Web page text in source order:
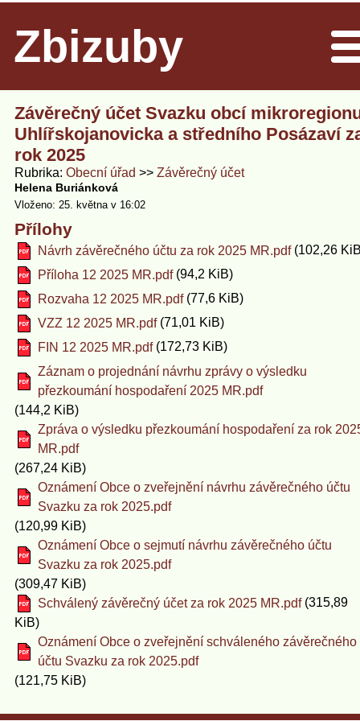
Zbizuby
Závěrečný účet Svazku obcí
Uhlířskojanovicka a středního Posázaví
rok 2025
Rubrika Obecní úřad Závěrečný účet
Helena Buriánková
Vloženo: 25. května v 16:02
Přílohy
Návrh závěrečného účtu za rok 2025 MR.pdf(102,26
Příloha 12 2025 MR.pdf(94,2 KiB)
Rozvaha 12 2025 MR.pdf(77,6 KiB)
VZZ 12 2025 MR.pdf(71,01 KiB)
FIN 12 2025 MR.pdf(172,73 KiB)
Záznam o projednání návrhu zprávy o výsledku
přezkoumání hospodaření 2025 MR.pdf
(144,2 KiB)
Zpráva o výsledku přezkoumání hospodaření za rok
MR.pdf
(267,24 KiB)
Oznámení Obce o zveřejnění návrhu závěrečného účtu
Svazku za rok 2025.pdf
(120,99 KiB)
Oznámení Obce o sejmutí návrhu závěrečného účtu
Svazku za rok 2025.pdf
(309,47 KiB)
Schválený závěrečný účet za rok 2025 MR.pdf(315,89
KiB)
Oznámení Obce o zveřejnění schváleného závěrečného
účtu Svazku za rok 2025.pdf
(121,75 KiB)